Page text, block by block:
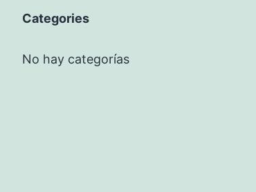
Categories
No hay categorías